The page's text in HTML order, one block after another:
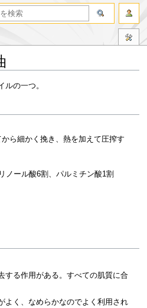
ルの一つ。
ら細かく挽き、熱を加えて圧搾す
ノール酸6割、パルミチン酸1割
する作用がある。すべての肌質に合
よく、なめらかなのでよく利用され